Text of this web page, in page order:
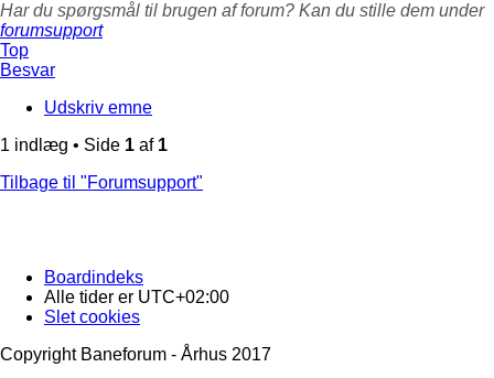
Har du spørgsmål til brugen af forum? Kan du stille dem under
forumsupport
Top
Besvar
Udskriv emne
1 indlæg • Side 1 af 1
Tilbage til "Forumsupport"
Boardindeks
Alle tider er UTC+02:00
Slet cookies
Copyright Baneforum - Århus 2017